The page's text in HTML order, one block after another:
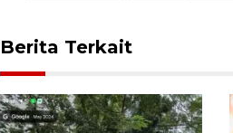
Berita Terkait